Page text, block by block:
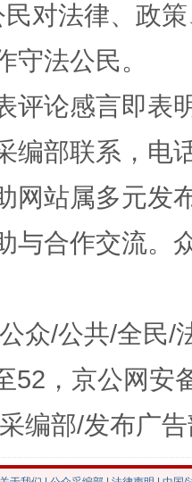
对法律、政
守法公民。
评论感言即表
编部联系，电
网站属多元发
与合作交流。
众/公共/全民/
52，京公网安
编部/发布广